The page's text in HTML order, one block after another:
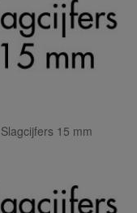
Slagcijfers 15 mm